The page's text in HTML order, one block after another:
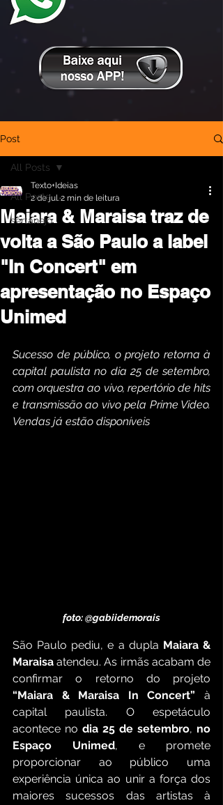
Post
All Posts
sertanejo
All Posts
Maiara & Maraisa traz de
volta a São Paulo a label
"In Concert" em
apresentação no Espaço
Unimed
Texto+Ideias
2 de jul.2 min de leitura
Sucesso de público, o projeto retorna à
capital paulista no dia 25 de setembro,
com orquestra ao vivo, repertório de hits
e transmissão ao vivo pela Prime Video.
Vendas já estão disponíveis
foto: @gabiidemorais
São Paulo pediu, e a dupla Maiara &
Maraisa atendeu. As irmãs acabam de
“Maiara & Maraisa In Concert” à
capital paulista. O espetáculo
acontece no dia 25 de setembro, no
Espaço Unimed, e promete
proporcionar ao público uma
experiência única ao unir a força dos
maiores sucessos das artistas à